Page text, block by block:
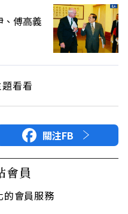
、傅高義
看看
關注FB
會員
的會員服務